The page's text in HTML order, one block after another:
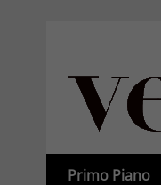
Primo Piano